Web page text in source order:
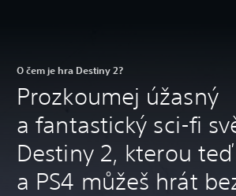
O čem je hra Destiny 2?
Prozkoumej úžasný
a fantastický sci-fi
Destiny 2, kterou teď
a PS4 můžeš hrát